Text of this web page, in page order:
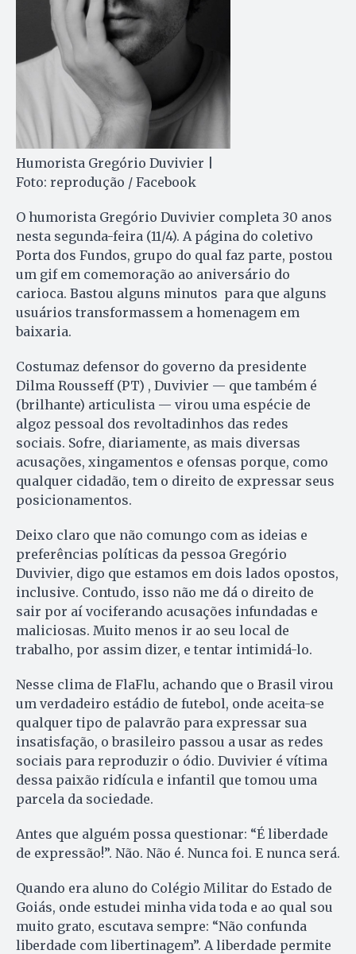
Humorista Gregório Duvivier |
Foto: reprodução / Facebook
O humorista Gregório Duvivier completa 30 anos
nesta segunda-feira (11/4). A página do coletivo
Porta dos Fundos, grupo do qual faz parte, postou
um gif em comemoração ao aniversário do
carioca. Bastou alguns minutos para que alguns
usuários transformassem a homenagem em
baixaria.
Costumaz defensor do governo da presidente
Dilma Rousseff (PT) , Duvivier — que também é
(brilhante) articulista — virou uma espécie de
algoz pessoal dos revoltadinhos das redes
sociais. Sofre, diariamente, as mais diversas
acusações, xingamentos e ofensas porque, como
qualquer cidadão, tem o direito de expressar seus
posicionamentos.
Deixo claro que não comungo com as ideias e
preferências políticas da pessoa Gregório
Duvivier, digo que estamos em dois lados opostos,
inclusive. Contudo, isso não me dá o direito de
sair por aí vociferando acusações infundadas e
maliciosas. Muito menos ir ao seu local de
trabalho, por assim dizer, e tentar intimidá-lo.
Nesse clima de FlaFlu, achando que o Brasil virou
um verdadeiro estádio de futebol, onde aceita-se
qualquer tipo de palavrão para expressar sua
insatisfação, o brasileiro passou a usar as redes
sociais para reproduzir o ódio. Duvivier é vítima
dessa paixão ridícula e infantil que tomou uma
parcela da sociedade.
Antes que alguém possa questionar: “É liberdade
de expressão!”. Não. Não é. Nunca foi. E nunca será.
Quando era aluno do Colégio Militar do Estado de
Goiás, onde estudei minha vida toda e ao qual sou
muito grato, escutava sempre: “Não confunda
liberdade com libertinagem”. A liberdade permite